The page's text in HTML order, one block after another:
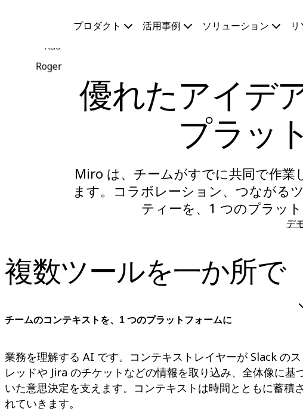
注目アイテム
Engage
プラットフォーム
AI 概要
ブループリント
インテグレーション
ホワイトボード
ダイアグラム
Talktrack
テーブル
スライド
活用事例
注目アイテム
AI プレイブックを見る
プロダクト 活用事例 ソリューション
Roger
優れたアイデ
プラッ
Miro は、チームがすでに共同で作
ます。コラボレーション、つながる
ティーを、1 つのプラッ
デ
複数ツールを一か所で
チームのコンテキストを、1 つのプラットフォームに
業務を理解する AI です。コンテキストレイヤーが Slack のス
レッドや Jira のチケットなどの情報を取り込み、全体像に基
いた意思決定を支えます。コンテキストは時間とともに蓄積さ
れていきます。